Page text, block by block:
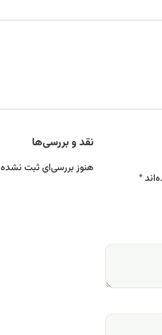
نقد و بررسی‌ها
هنوز بررسی‌ای ثبت
*